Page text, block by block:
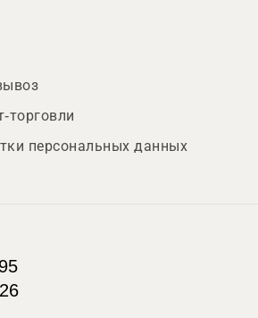
торговли
персональных данных